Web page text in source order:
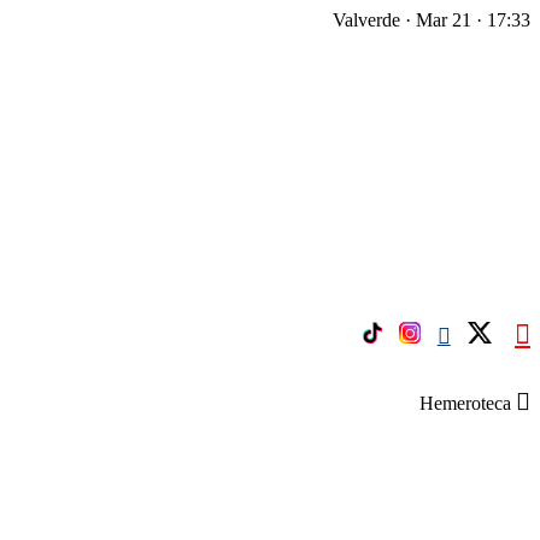
Valverde · Mar 21 · 17:33
Hemeroteca